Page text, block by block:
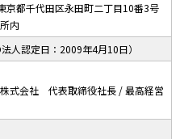
京都千代田区永田町二丁目10番3号
内
人認定日：2009年4月10日）
式会社 代表取締役社長 / 最高経営